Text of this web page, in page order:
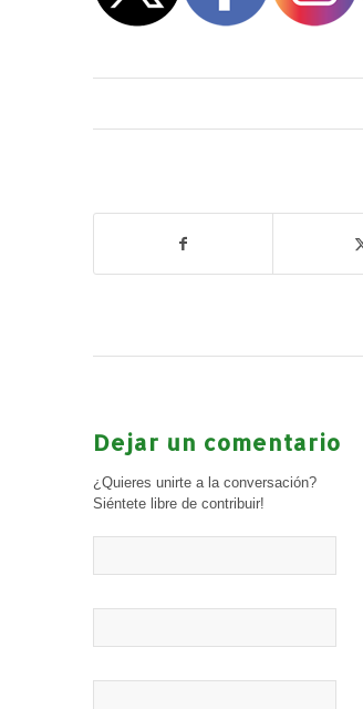
Dejar un comentario
¿Quieres unirte a la conversación?
Siéntete libre de contribuir!